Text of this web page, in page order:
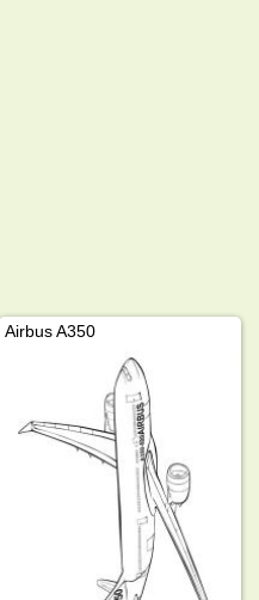
Airbus A350